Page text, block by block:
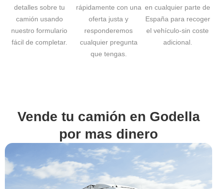
detalles sobre tu
camión usando
nuestro formulario
fácil de completar.
rápidamente con una
oferta justa y
responderemos
cualquier pregunta
que tengas.
en cualquier parte de
España para recoger
el vehículo-sin coste
adicional.
Vende tu camión en Godella
por mas dinero